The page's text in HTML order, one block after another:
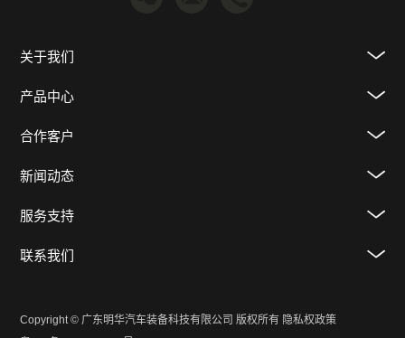
关于我们
产品中心
合作客户
新闻动态
服务支持
联系我们
Copyright © 广东明华汽车装备科技有限公司 版权所有 隐私权政策